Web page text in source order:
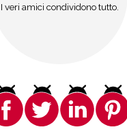
I veri amici condividono tutto.